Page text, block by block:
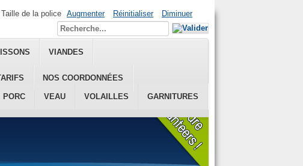
VIANDES
PORC VEAU VOLAILLES GARNITURES
NOS COORDONNÉES
Taille de la police Augmenter Réinitialiser Diminuer